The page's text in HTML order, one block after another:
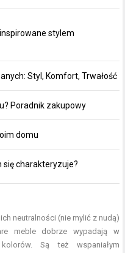
stylem
Styl, Komfort, Trwałość
Poradnik zakupowy
domu
się charakteryzuje?
neutralności (nie mylić z nudą)
meble dobrze wypadają w
Są też wspaniałym